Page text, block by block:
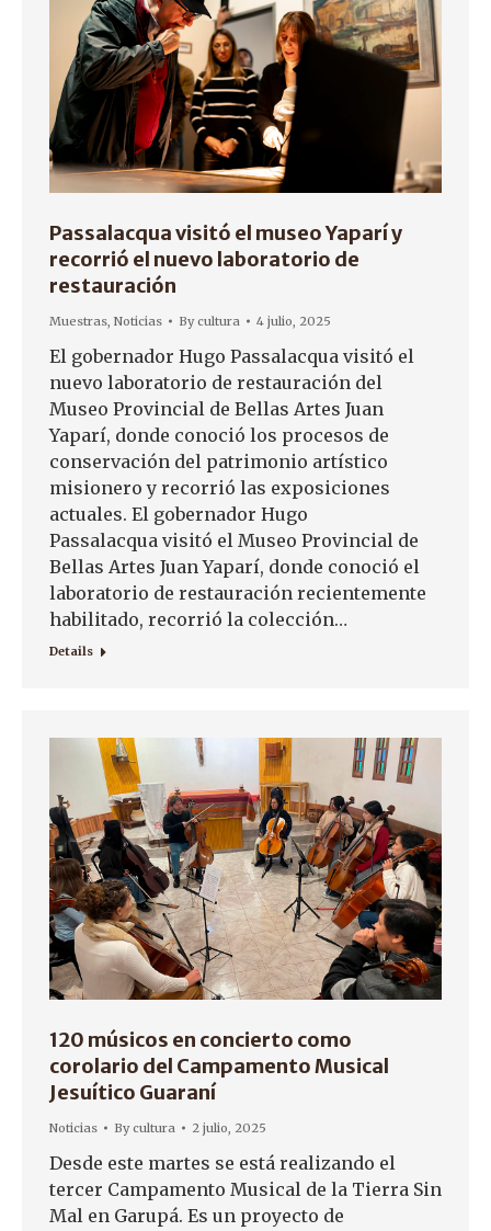
Passalacqua visitó el museo Yaparí y
recorrió el nuevo laboratorio de
restauración
Muestras, Noticias Bycultura 4 julio, 2025
El gobernador Hugo Passalacqua visitó el
nuevo laboratorio de restauración del
Museo Provincial de Bellas Artes Juan
Yaparí, donde conoció los procesos de
conservación del patrimonio artístico
misionero y recorrió las exposiciones
actuales. El gobernador Hugo
Passalacqua visitó el Museo Provincial de
Bellas Artes Juan Yaparí, donde conoció el
laboratorio de restauración recientemente
habilitado, recorrió la colección…
Details
120 músicos en concierto como
corolario del Campamento Musical
Jesuítico Guaraní
Noticias Bycultura 2 julio, 2025
Desde este martes se está realizando el
tercer Campamento Musical de la Tierra Sin
Mal en Garupá. Es un proyecto de